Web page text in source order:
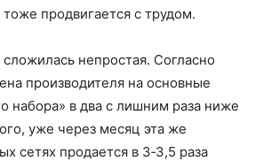
продвигается с трудом.
непростая. Согласно
производителя на основные
набора» в два с лишним раза ниже
уже через месяц эта же
сетях продается в 3‑3,5 раза